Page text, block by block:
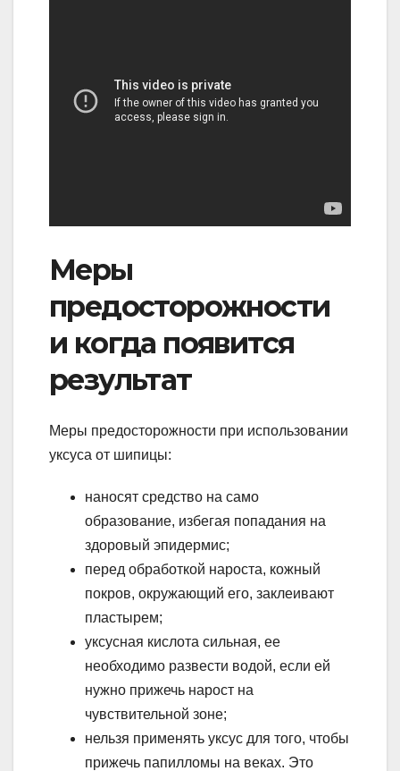
Меры
предосторожности
и когда появится
результат
Меры предосторожности при использовании
уксуса от шипицы:
наносят средство на само
образование, избегая попадания на
здоровый эпидермис;
перед обработкой нароста, кожный
покров, окружающий его, заклеивают
пластырем;
уксусная кислота сильная, ее
необходимо развести водой, если ей
нужно прижечь нарост на
чувствительной зоне;
нельзя применять уксус для того, чтобы
прижечь папилломы на веках. Это